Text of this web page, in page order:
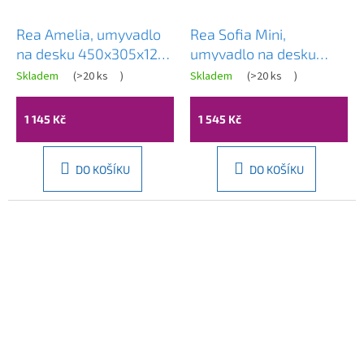
Rea Amelia, umyvadlo
na desku 450x305x125
mm, bílá lesklá, REA-
U4330
Skladem (>20 ks )
1 145 Kč
DO KOŠÍKU
Rea Sofia Mini,
umyvadlo na desku
350x260x125 mm,
imitace kamene -
kashmir, REA-U9238
Skladem (>20 ks )
1 545 Kč
DO KOŠÍKU